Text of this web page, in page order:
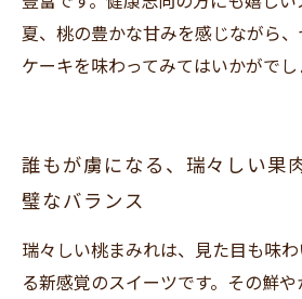
夏、桃の豊かな甘みを感じながら
ケーキを味わってみてはいかがで
誰もが虜になる、瑞々しい果
璧なバランス
瑞々しい桃まみれは、見た目も味
る新感覚のスイーツです。その鮮